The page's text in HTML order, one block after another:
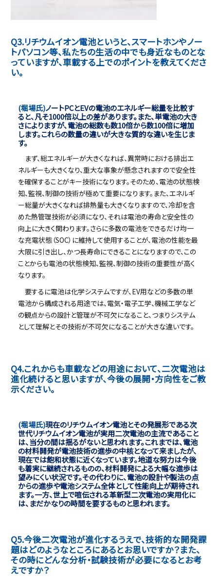
Q3.リチウムイオン電池というと、スマートホンやノー
トパソコン等、私たちの生活の中でも身近なものとな
っていますが、車載する上でのポイントを教えてくださ
い。
(堀場氏)ノートPCとEVの電池のエネルギー総量を比較す
ると、凡そ1000倍以上の差があります。また、単電池の大き
さによりますが、電池の総数も数10倍から数100倍に増加
します。これらの数量の違いが大きな質的な違いを生じま
す。
まず、総エネルギーが大きくなれば、異常時における排出エ
ネルギーも大きくなり、重大な事象が懸念されますので安全性
を確保することがキー技術になります。そのため、電池の状態検
知、監視、制御の技術が極めて重要になります。また、エネルギ
ー総量が大きくなれば排熱量も大きくなりますので、冷却を含
めた熱管理技術が必須になり、それは電池の寿命と安全性の
向上に大きく関わります。さらに多数の電池をできるだけ均一
な充電状態（SOC）に維持して使用することが、電池の性能を最
大限に引き出し、かつ長寿命にできることになりますので、この
ことからも電池の状態検知、監視、制御の技術の重要性が高く
なります。
要するに電池は化学システムですが、EV用などの多数の単
電池から構成される用途では、電気・電子工学、機械工学など
の観点からの設計と管理が不可欠になること、つまりシステム
として理解とその技術が不可欠になることが大きな違いです。
Q4.これからも車載などの用途において、二次電池は
進化続けると思いますが、今後の展開・方向性をご教
示ください。
(堀場氏)現在のリチウムイオン電池とその発展形である次
世代リチウムイオン電池が実用二次電池の主流であること
は、当分の間は揺るがないと思われます。これまでは、電池
の材料開発が電池技術の進歩の中核となって来ましたが、
現在では飽和状態に近くなっています。地道な努力は今後
も着実に継続されるものの、材料開発による大幅な進歩は
望みにくい状況です。その代わりに、電池の設計や製法の点
からの進歩や電池システム全体として性能向上が期待され
ます。一方、世上で喧伝される革新型二次電池の実用化に
は、まだかなりの時間を要するものと思われます。
Q5.今後二次電池が進化するうえで、技術的な開発課
題はどのようなところにあるとお思いですか？また、
その時にどんな分析・試験技術が必要になるとお考
えですか？